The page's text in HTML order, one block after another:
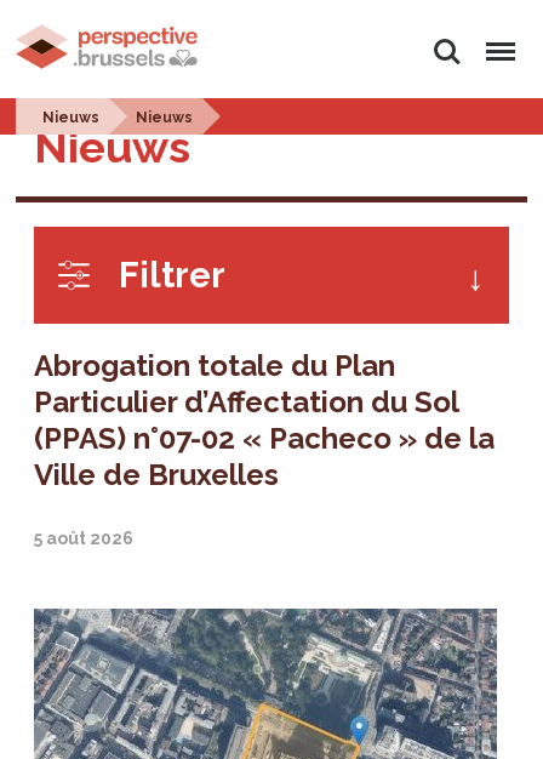
Rechercher
Menu
Nieuws Nieuws
Nieuws
Filtrer
Abrogation totale du Plan
Particulier d’Affectation du Sol
(PPAS) n°07-02 « Pacheco » de la
Ville de Bruxelles
5 août 2026